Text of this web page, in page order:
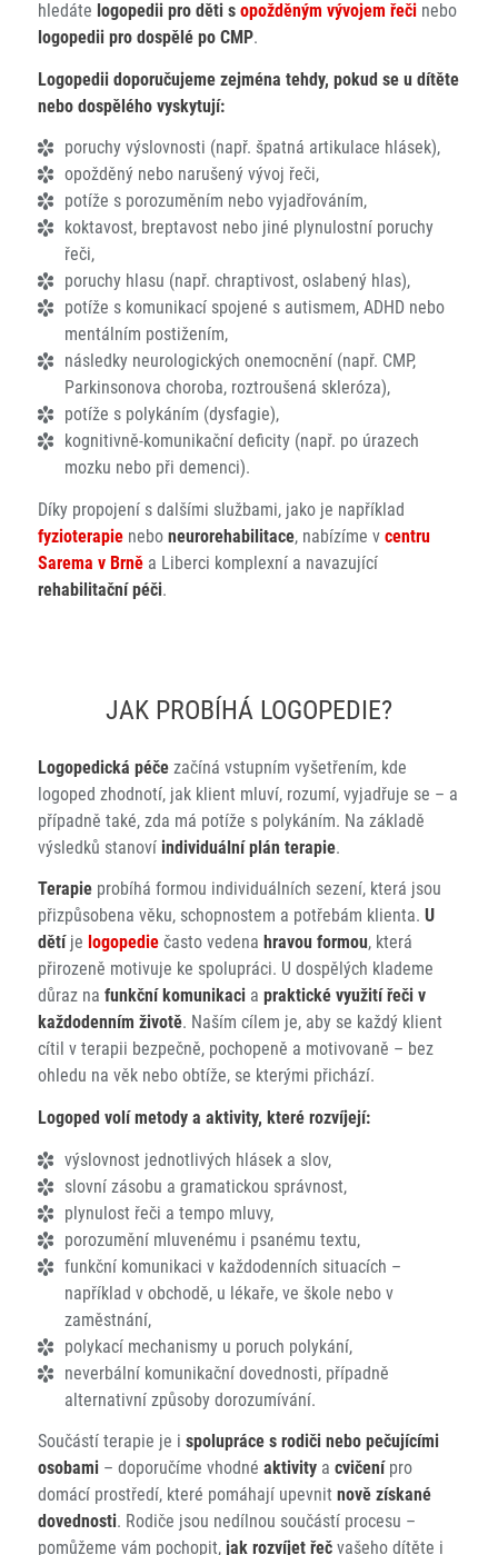
hledáte logopedii pro děti s opožděným vývojem řečinebo
logopedii pro dospělé po CMP.
Logopedii doporučujeme zejména tehdy, pokud se u dítěte
nebo dospělého vyskytují:
poruchy výslovnosti (např. špatná artikulace hlásek),
opožděný nebo narušený vývoj řeči,
potíže s porozuměním nebo vyjadřováním,
koktavost, breptavost nebo jiné plynulostní poruchy
řeči,
poruchy hlasu (např. chraptivost, oslabený hlas),
potíže s komunikací spojené s autismem, ADHD nebo
mentálním postižením,
následky neurologických onemocnění (např. CMP,
Parkinsonova choroba, roztroušená skleróza),
potíže s polykáním (dysfagie),
kognitivně-komunikační deficity (např. po úrazech
mozku nebo při demenci).
Díky propojení s dalšími službami, jako je například
fyzioterapienebo neurorehabilitace, nabízíme v centru
Sarema v Brněa Liberci komplexní a navazující
rehabilitační péči.
JAK PROBÍHÁ LOGOPEDIE?
Logopedická péčezačíná vstupním vyšetřením, kde
logoped zhodnotí, jak klient mluví, rozumí, vyjadřuje se – a
případně také, zda má potíže s polykáním. Na základě
výsledků stanoví individuální plán terapie.
Terapieprobíhá formou individuálních sezení, která jsou
přizpůsobena věku, schopnostem a potřebám klienta. U
dětíje logopediečasto vedena hravou formou, která
přirozeně motivuje ke spolupráci. U dospělých klademe
důraz na funkční komunikacia praktické využití řeči v
každodenním životě. Naším cílem je, aby se každý klient
cítil v terapii bezpečně, pochopeně a motivovaně – bez
ohledu na věk nebo obtíže, se kterými přichází.
Logoped volí metody a aktivity, které rozvíjejí:
výslovnost jednotlivých hlásek a slov,
slovní zásobu a gramatickou správnost,
plynulost řeči a tempo mluvy,
porozumění mluvenému i psanému textu,
funkční komunikaci v každodenních situacích –
například v obchodě, u lékaře, ve škole nebo v
zaměstnání,
polykací mechanismy u poruch polykání,
neverbální komunikační dovednosti, případně
alternativní způsoby dorozumívání.
Součástí terapie je i spolupráce s rodiči nebo pečujícími
osobami– doporučíme vhodné aktivitya cvičenípro
domácí prostředí, které pomáhají upevnit nově získané
dovednosti. Rodiče jsou nedílnou součástí procesu –
pomůžeme vám pochopit, jak rozvíjet řečvašeho dítěte i